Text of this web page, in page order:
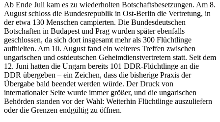
Ab Ende Juli kam es zu wiederholten Botschaftsbesetzungen. Am 8.
August schloss die Bundesrepublik in Ost-Berlin die Vertretung, in
der etwa 130 Menschen campierten. Die Bundesdeutschen
Botschaften in Budapest und Prag wurden später ebenfalls
geschlossen, da sich dort insgesamt mehr als 300 Flüchtlinge
aufhielten. Am 10. August fand ein weiteres Treffen zwischen
ungarischen und ostdeutschen Geheimdienstvertretern statt. Seit dem
12. Juni hatten die Ungarn bereits 101 DDR-Flüchtlinge an die
DDR übergeben – ein Zeichen, dass die bisherige Praxis der
Übergabe bald beendet werden würde. Der Druck von
internationaler Seite wurde immer größer, und die ungarischen
Behörden standen vor der Wahl: Weiterhin Flüchtlinge auszuliefern
oder die Grenzen endgültig zu öffnen.